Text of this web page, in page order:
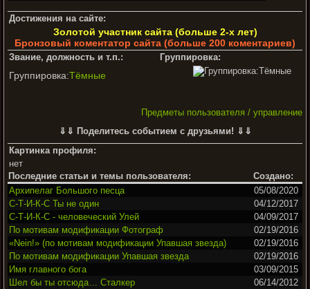
Достижения на сайте:
Золотой участник сайта (больше 2-х лет)
Бронзовый коментатор сайта (больше 200 коментариев)
Звание, должность и т.п.: Группировка:
Группировка:Тёмные
Предметы пользователя / управление
⇓⇓ Поделитесь событием с друзьями! ⇓⇓
Картинка профиля:
нет
Последние статьи и темы пользователя:
Создано:
Архипелаг Большого песца
05/08/2020
С-Т-И-К-С Ты не один
04/12/2017
С-Т-И-К-С - человеческий Улей
04/09/2017
По мотивам модификации Фотограф
02/19/2016
«Nein!» (по мотивам модификации Упавшая звезда)
02/19/2016
По мотивам модификации Упавшая звезда
02/19/2016
Имя главного бога
03/09/2015
Шел бы ты отсюда… Сталкер
06/14/2012